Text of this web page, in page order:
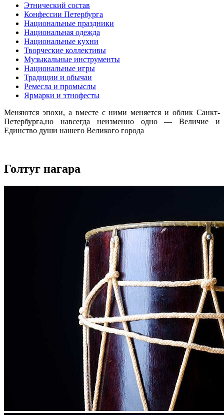
Этнический состав
Конфессии Петербурга
Национальные праздники
Национальная одежда
Национальные кухни
Творческие коллективы
Музыкальные инструменты
Национальные игры
Традиции и обычаи
Ремесла и промыслы
Ярмарки и этнофесты
Меняются эпохи, а вместе с ними меняется и облик Санкт-
Петербурга,но навсегда неизменно одно — Величие и
Единство души нашего Великого города
Голтуг нагара